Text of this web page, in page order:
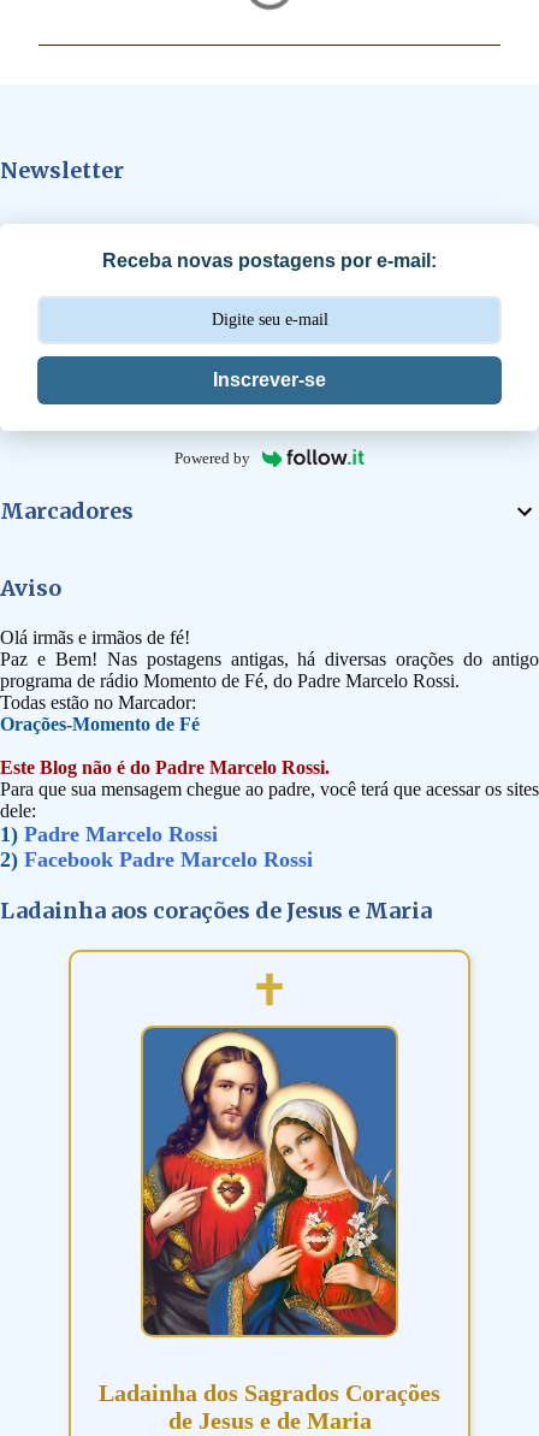
á
s
Newsletter
Receba novas postagens por e-mail:
Inscrever-se
Powered by
Marcadores
Aviso
Olá irmãs e irmãos de fé!
Paz e Bem! Nas postagens antigas, há diversas orações do antigo
programa de rádio Momento de Fé, do Padre Marcelo Rossi.
Todas estão no Marcador:
Orações-Momento de Fé
Este Blog não é do Padre Marcelo Rossi.
Para que sua mensagem chegue ao padre, você terá que acessar os sites
dele:
1) Padre Marcelo Rossi
2) Facebook Padre Marcelo Rossi
Ladainha aos corações de Jesus e Maria
Ladainha dos Sagrados Corações
de Jesus e de Maria